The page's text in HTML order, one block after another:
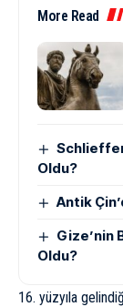
More Read
Oldu?
Antik
Gize’nin
Oldu?
16. yüzyıla